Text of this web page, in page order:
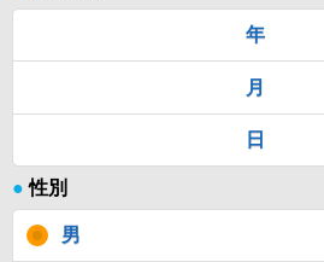
年
月
日
● 性別
男